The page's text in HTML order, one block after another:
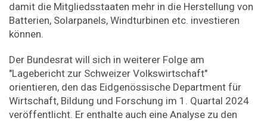
damit die Mitgliedsstaaten mehr in die Herstellung von
Batterien, Solarpanels, Windturbinen etc. investieren
können.
Der Bundesrat will sich in weiterer Folge am
"Lagebericht zur Schweizer Volkswirtschaft"
orientieren, den das Eidgenössische Department für
Wirtschaft, Bildung und Forschung im 1. Quartal 2024
veröffentlicht. Er enthalte auch eine Analyse zu den